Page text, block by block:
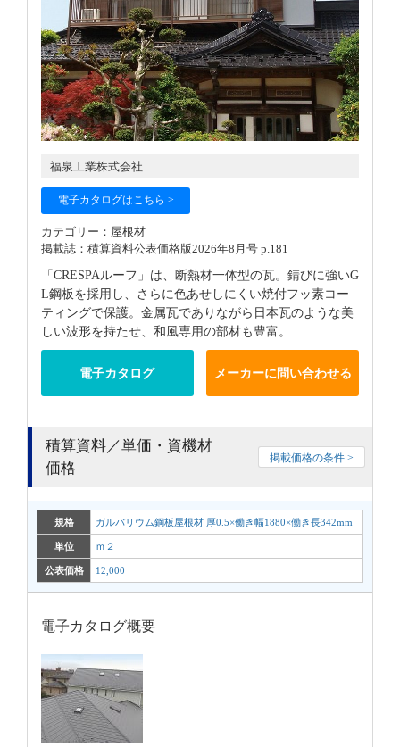
福泉工業株式会社
電子カタログはこちら >
カテゴリー：屋根材
掲載誌：積算資料公表価格版2026年8月号 p.181
「CRESPAルーフ」は、断熱材一体型の瓦。錆びに強いG
L鋼板を採用し、さらに色あせしにくい焼付フッ素コー
ティングで保護。金属瓦でありながら日本瓦のような美
しい波形を持たせ、和風専用の部材も豊富。
電子カタログ メーカーに問い合わせる
積算資料／単価・資機材
価格
掲載価格の条件 >
規格 ガルバリウム鋼板屋根材 厚0.5×働き幅1880×働き長342mm
単位 ｍ２
公表価格 12,000
電子カタログ概要